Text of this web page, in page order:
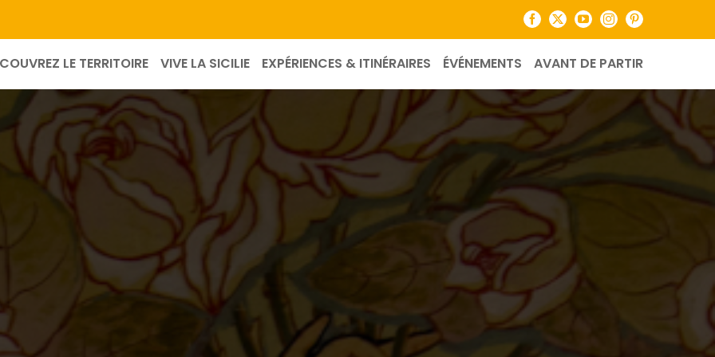
Facebook
X YouTubeInstagramPinterest
LE TERRITOIRE VIVE LA SICILIE EXPÉRIENCES & ITINÉRAIRES ÉVÉNEMENTS AVANT DE PARTIR